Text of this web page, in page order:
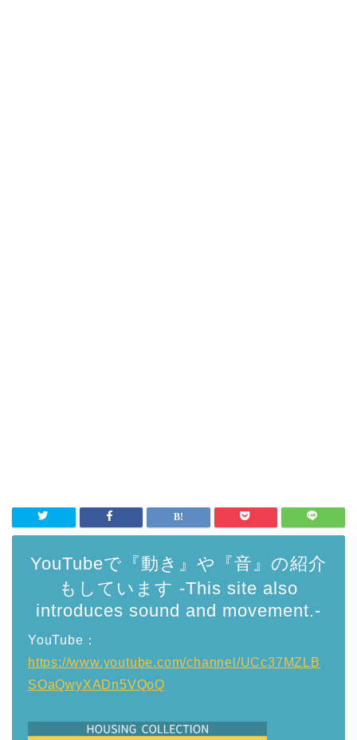
YouTubeで『動き』や『音』の紹介
もしています -This site also
introduces sound and movement.-
YouTube：
https://www.youtube.com/channel/UCc37MZLB
SOaQwyXADn5VQoQ